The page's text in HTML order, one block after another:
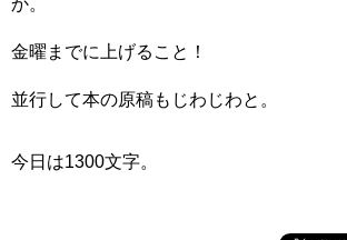
か。
金曜までに上げること！
並行して本の原稿もじわじわと。
今日は1300文字。